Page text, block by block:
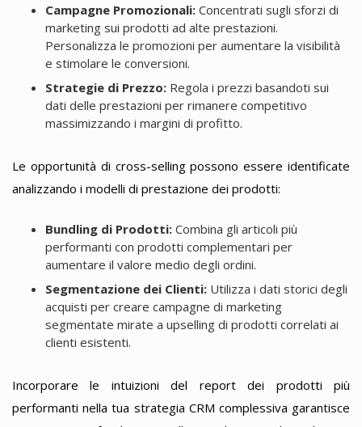
Campagne Promozionali:Concentrati sugli sforzi di
marketing sui prodotti ad alte prestazioni.
Personalizza le promozioni per aumentare la visibilità
e stimolare le conversioni.
Strategie di Prezzo:Regola i prezzi basandoti sui
dati delle prestazioni per rimanere competitivo
massimizzando i margini di profitto.
Le opportunità di cross-selling possono essere identificate
analizzando i modelli di prestazione dei prodotti:
Bundling di Prodotti:Combina gli articoli più
performanti con prodotti complementari per
aumentare il valore medio degli ordini.
Segmentazione dei Clienti:Utilizza i dati storici degli
acquisti per creare campagne di marketing
segmentate mirate a upselling di prodotti correlati ai
clienti esistenti.
Incorporare le intuizioni del report dei prodotti più
performanti nella tua strategia CRM complessiva garantisce